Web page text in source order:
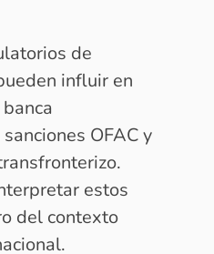
de
influir en
OFAC y
estos
del contexto